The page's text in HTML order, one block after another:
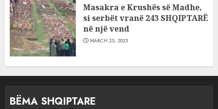
Masakra e Krushës së Madhe,
si serbët vranë 243 SHQIPTARË
në një vend
MARCH 25, 2025
BËMA SHQIPTARE